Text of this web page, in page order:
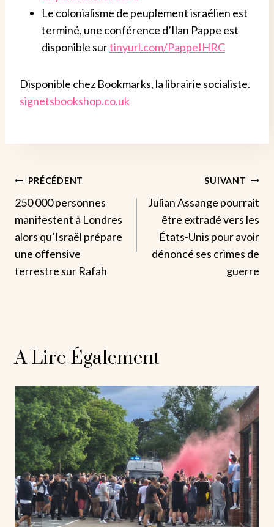
Le colonialisme de peuplement israélien est
terminé, une conférence d’Ilan Pappe est
disponible surtinyurl.com/PappeIHRC
Disponible chez Bookmarks, la librairie socialiste.
signetsbookshop.co.uk
Navigation
De
L’article
PRÉCÉDENT
250 000 personnes
manifestent à Londres
alors qu’Israël prépare
une offensive
terrestre sur Rafah
SUIVANT
Julian Assange pourrait
être extradé vers les
États-Unis pour avoir
dénoncé ses crimes de
guerre
A Lire Également